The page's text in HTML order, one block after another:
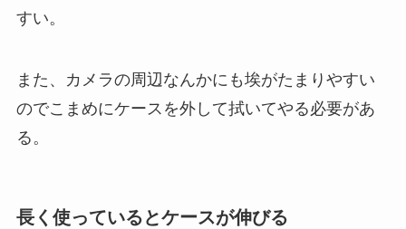
すい。
また、カメラの周辺なんかにも埃がたまりやすい
のでこまめにケースを外して拭いてやる必要があ
る。
長く使っているとケースが伸びる